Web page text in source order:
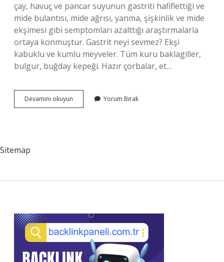
çay, havuç ve pancar suyunun gastriti hafiflettiği ve
mide bulantısı, mide ağrısı, yanma, şişkinlik ve mide
ekşimesi gibi semptomları azalttığı araştırmalarla
ortaya konmuştur. Gastrit neyi sevmez? Ekşi
kabuklu ve kumlu meyveler. Tüm kuru baklagiller,
bulgur, buğday kepeği. Hazır çorbalar, et…
Devamını okuyun
Nasıl
Yorum Bırak
Sitemap
Sidebar